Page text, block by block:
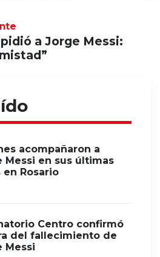
a Jorge Messi:
acompañaron a
Messi en sus últimas
en Rosario
Centro confirmó
del fallecimiento de
Messi